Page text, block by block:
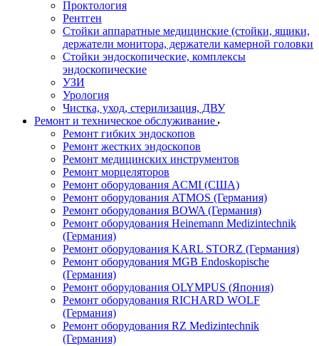
Проктология
Рентген
Стойки аппаратные медицинские (стойки, ящики,
держатели монитора, держатели камерной головки
Стойки эндоскопические, комплексы
эндоскопические
УЗИ
Урология
Чистка, уход, стерилизация, ДВУ
Ремонт и техническое обслуживание
Ремонт гибких эндоскопов
Ремонт жестких эндоскопов
Ремонт медицинских инструментов
Ремонт морцеляторов
Ремонт оборудования ACMI (США)
Ремонт оборудования ATMOS (Германия)
Ремонт оборудования BOWA (Германия)
Ремонт оборудования Heinemann Medizintechnik
(Германия)
Ремонт оборудования KARL STORZ (Германия)
Ремонт оборудования MGB Endoskopische
(Германия)
Ремонт оборудования OLYMPUS (Япония)
Ремонт оборудования RICHARD WOLF
(Германия)
Ремонт оборудования RZ Medizintechnik
(Германия)